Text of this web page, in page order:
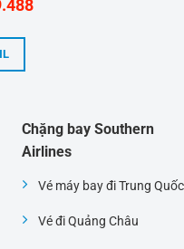
Chặng bay Southern
Airlines
Vé máy bay đi Trung Quốc
Vé đi Quảng Châu